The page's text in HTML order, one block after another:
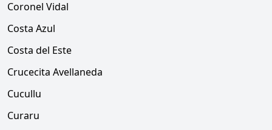
Coronel Vidal
Costa Azul
Costa del Este
Crucecita Avellaneda
Cucullu
Curaru